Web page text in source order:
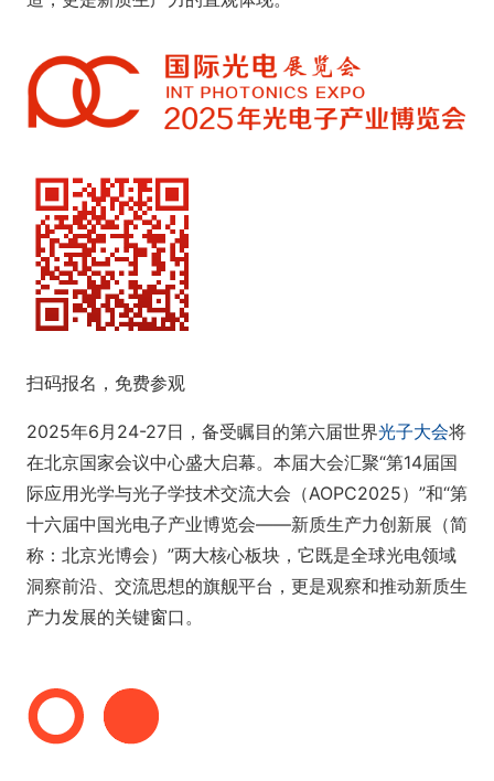
扫码报名，免费参观
2025年6月24-27日，备受瞩目的第六届世界光子大会将
在北京国家会议中心盛大启幕。本届大会汇聚“第14届国
际应用光学与光子学技术交流大会（AOPC2025）”和“第
十六届中国光电子产业博览会——新质生产力创新展（简
称：北京光博会）”两大核心板块，它既是全球光电领域
洞察前沿、交流思想的旗舰平台，更是观察和推动新质生
产力发展的关键窗口。